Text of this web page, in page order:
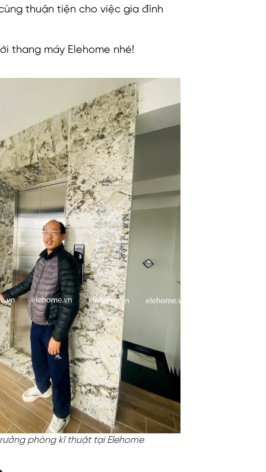
thuận tiện cho việc gia đình
thang máy Elehome nhé!
phòng kĩ thuật tại Elehome